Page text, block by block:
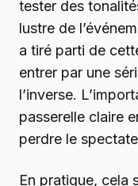
tester des
lustre de
a tiré parti de
entrer par une
l’inverse.
passerelle claire
perdre le
En pratique, cela